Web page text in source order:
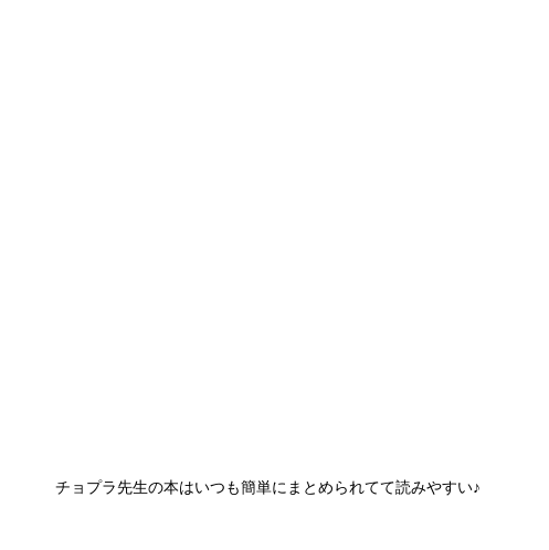
チョプラ先生の本はいつも簡単にまとめられてて読みやすい♪